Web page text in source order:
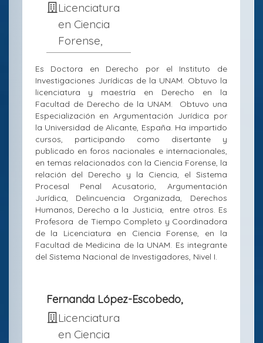
Licenciatura
en Ciencia
Forense,
Es Doctora en Derecho por el Instituto de
Investigaciones Jurídicas de la UNAM. Obtuvo la
licenciatura y maestría en Derecho en la
Facultad de Derecho de la UNAM. Obtuvo una
Especialización en Argumentación Jurídica por
la Universidad de Alicante, España. Ha impartido
cursos, participando como disertante y
publicado en foros nacionales e internacionales,
en temas relacionados con la Ciencia Forense, la
relación del Derecho y la Ciencia, el Sistema
Procesal Penal Acusatorio, Argumentación
Jurídica, Delincuencia Organizada, Derechos
Humanos, Derecho a la Justicia, entre otros. Es
Profesora de Tiempo Completo y Coordinadora
de la Licenciatura en Ciencia Forense, en la
Facultad de Medicina de la UNAM. Es integrante
del Sistema Nacional de Investigadores, Nivel I.
Fernanda López-Escobedo,
Licenciatura
en Ciencia